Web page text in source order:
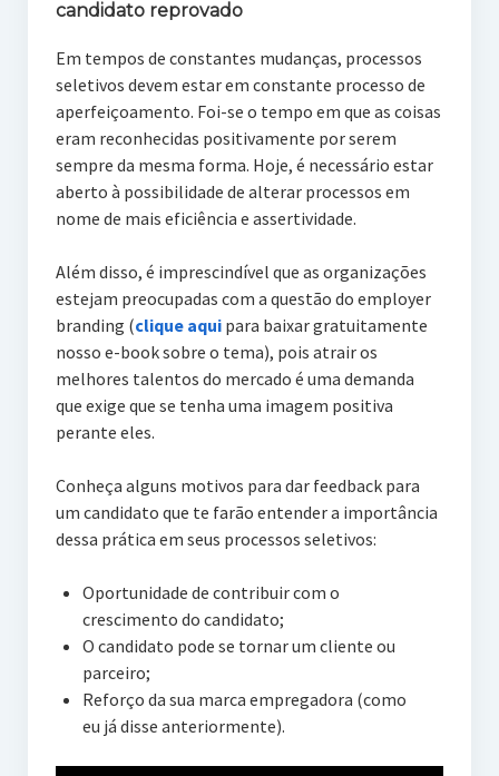
candidato reprovado
Em tempos de constantes mudanças, processos
seletivos devem estar em constante processo de
aperfeiçoamento. Foi-se o tempo em que as coisas
eram reconhecidas positivamente por serem
sempre da mesma forma. Hoje, é necessário estar
aberto à possibilidade de alterar processos em
nome de mais eficiência e assertividade.
Além disso, é imprescindível que as organizações
estejam preocupadas com a questão do employer
branding (clique aquipara baixar gratuitamente
nosso e-book sobre o tema), pois atrair os
melhores talentos do mercado é uma demanda
que exige que se tenha uma imagem positiva
perante eles.
Conheça alguns motivos para dar feedback para
um candidato que te farão entender a importância
dessa prática em seus processos seletivos:
Oportunidade de contribuir com o
crescimento do candidato;
O candidato pode se tornar um cliente ou
parceiro;
Reforço da sua marca empregadora (como
eu já disse anteriormente).